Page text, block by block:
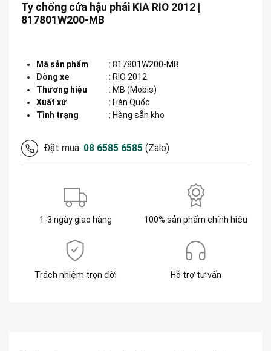
Ty chống cửa hậu phải KIA RIO 2012 |
817801W200-MB
Mã sản phẩm : 817801W200-MB
Dòng xe
: RIO 2012
Thương hiệu
: MB (Mobis)
Xuất xứ
: Hàn Quốc
Tình trạng
: Hàng sẵn kho
Đặt mua: 08 6585 6585 (Zalo)
1-3 ngày giao hàng 100% sản phẩm chính hiệu
Trách nhiệm trọn đời Hỗ trợ tư vấn